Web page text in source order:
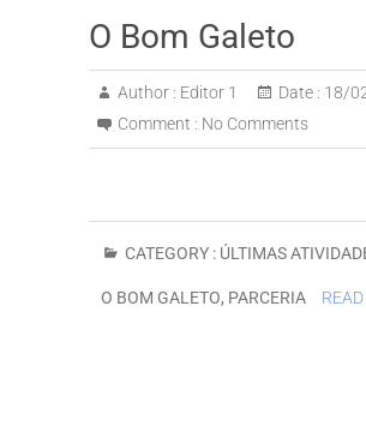
O Bom Galeto
Author : Editor 1 Date : 18/
Comment : No Comments
CATEGORY : ÚLTIMAS
O BOM GALETO, PARCERIA